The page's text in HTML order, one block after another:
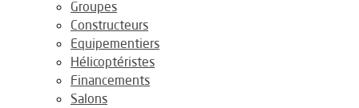
Groupes
Constructeurs
Equipementiers
Hélicoptéristes
Financements
Salons